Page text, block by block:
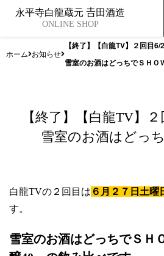
永平寺白龍蔵元 𠮷田酒造
ONLINE SHOP
ホーム お知らせ
【終了】【白龍TV】２回目6/
雪室のお酒はどっちでＳＨＯ
【終了】【白龍TV】２
雪室のお酒はどっ
白龍TVの２回目は ６月２７日土曜
す。
雪室のお酒はどっちでＳＨ